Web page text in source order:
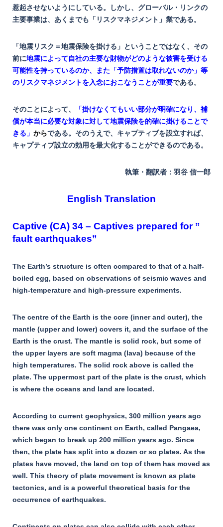
惹起させないようにしている。しかし、グローバル・リンクの
主要事業は、あくまでも「リスクマネジメント」業である。
「地震リスク＝地震保険を掛ける」ということではなく、その
前に地震によって自社の主要な財物がどのような被害を受ける
可能性を持っているのか、また「予防措置は取れないのか」等
のリスクマネジメントを入念におこなうことが重要である。
そのことによって、
「掛けなくてもいい部分が明確になり、補
償が本当に必要な対象に対して地震保険を的確に掛けることで
きる」 からである。 そのうえで、キャプティブを設立すれば、
キャプティブ設立の効用を最大化することができるのである。
執筆・翻訳者：羽谷 信一郎
English Translation
Captive (CA) 34 – Captives prepared for ”
fault earthquakes”
The Earth’s structure is often compared to that of a half-
boiled egg, based on observations of seismic waves and
high-temperature and high-pressure experiments.
The centre of the Earth is the core (inner and outer), the
mantle (upper and lower) covers it, and the surface of the
Earth is the crust. The mantle is solid rock, but some of
the upper layers are soft magma (lava) because of the
high temperatures. The solid rock above is called the
plate. The uppermost part of the plate is the crust, which
is where the oceans and land are located.
According to current geophysics, 300 million years ago
there was only one continent on Earth, called Pangaea,
which began to break up 200 million years ago. Since
then, the plate has split into a dozen or so plates. As the
plates have moved, the land on top of them has moved as
well. This theory of plate movement is known as plate
tectonics, and is a powerful theoretical basis for the
occurrence of earthquakes.